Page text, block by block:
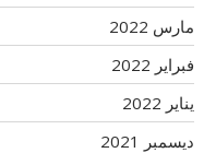
مارس 2022
فبراير 2022
يناير 2022
ديسمبر 2021